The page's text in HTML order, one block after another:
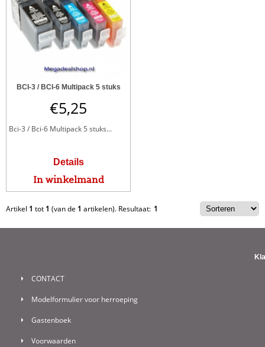
BCI-3 / BCI-6 Multipack 5 stuks
€5,25
Bci-3 / Bci-6 Multipack 5 stuks...
Details
In winkelmand
Artikel 1 tot 1 (van de 1 artikelen). Resultaat: 1
CONTACT
Modelformulier voor herroeping
Gastenboek
Voorwaarden